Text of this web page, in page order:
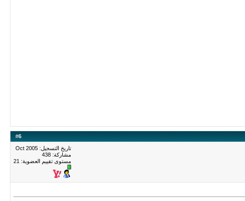
#6
تاريخ التسجيل: Oct 2005
مشاركة: 438
مستوى تقييم العضوية: 21